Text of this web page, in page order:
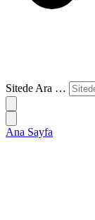
Sitede Ara …
Ana Sayfa